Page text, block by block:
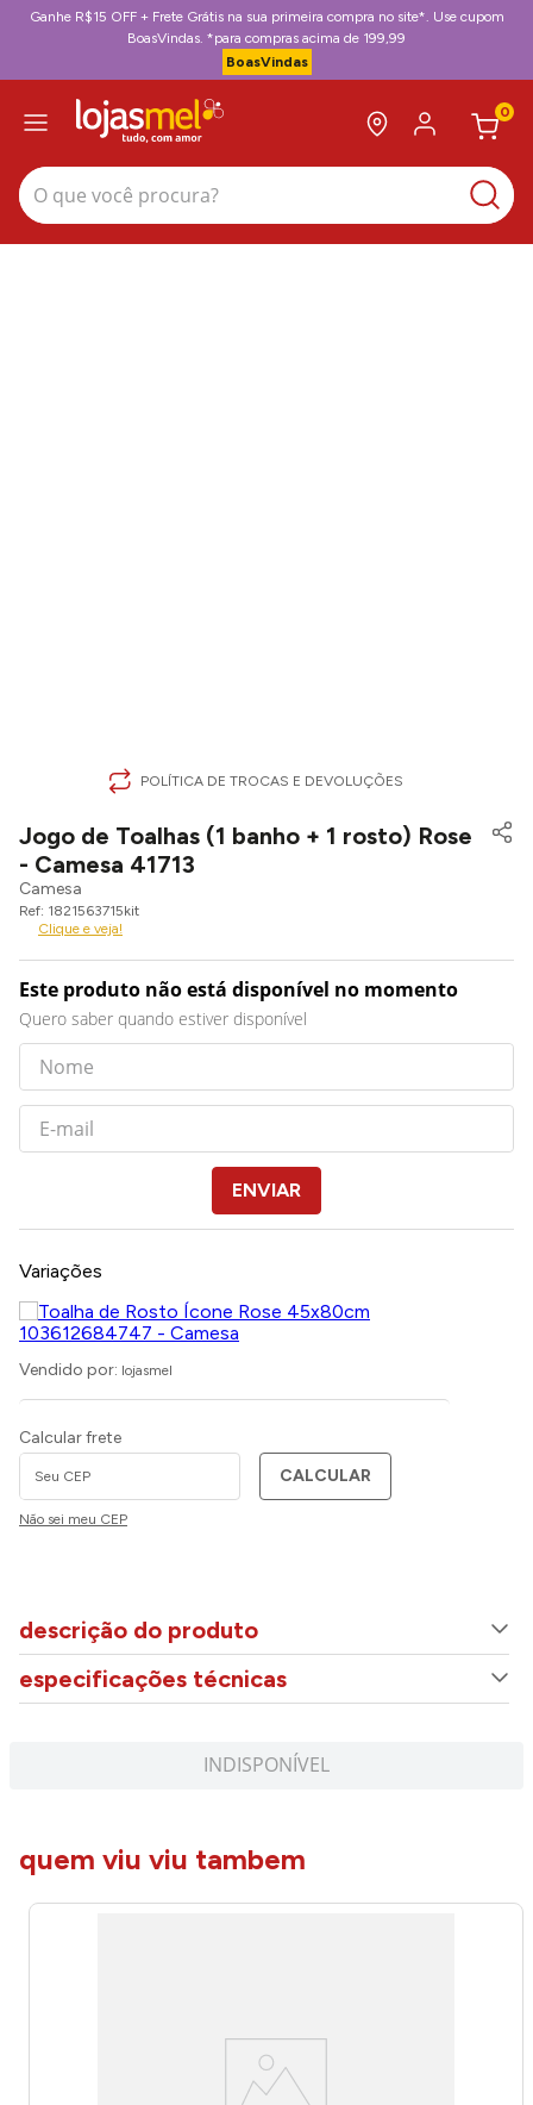
Ganhe R$15 OFF + Frete Grátis na sua primeira compra no site*. Use cupom
BoasVindas. *para compras acima de 199,99
BoasVindas
0
O que você procura?
POLÍTICA DE TROCAS E DEVOLUÇÕES
Jogo de Toalhas (1 banho + 1 rosto) Rose
- Camesa 41713
Camesa
1821563715kit
Clique e veja!
Este produto não está disponível no momento
Quero saber quando estiver disponível
ENVIAR
Variações
Vendido por: lojasmel
Calcular frete
CALCULAR
Não sei meu CEP
descrição do produto
especificações técnicas
INDISPONÍVEL
quem viu viu tambem